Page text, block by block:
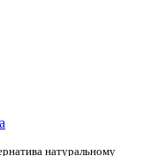
натуральному